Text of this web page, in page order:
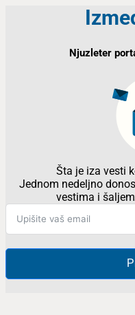
Njuzleter
Šta je iza vesti
Jednom nedeljno
vestima i